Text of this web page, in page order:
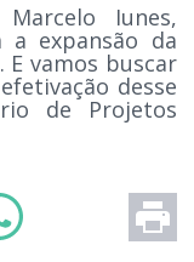
Iunes,
expansão da
E vamos buscar
desse
de Projetos